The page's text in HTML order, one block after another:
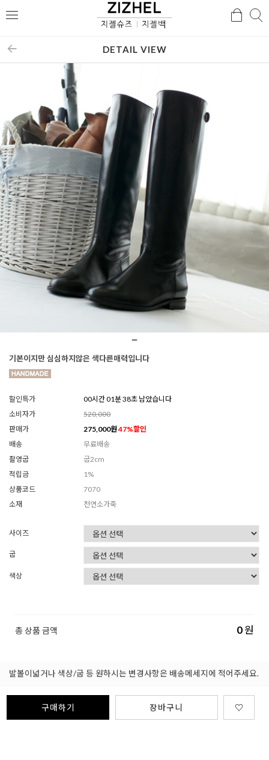
메
검
DETAIL VIEW
기본이지만 심심하지않은 색다른매력입니다
할인특가
00시간 01분 37초 남았습니다
소비자가
520,000
판매가
275,000원47%할인
배송
무료배송
촬영굽
굽2cm
적립금
1%
상품코드
7070
소재
천연소가죽
사이즈
굽
색상
총 상품 금액 0원
발볼이넓거나 색상/굽 등 원하시는 변경사항은 배송메세지에 적어주세요.
구매하기 장바구니 ♡